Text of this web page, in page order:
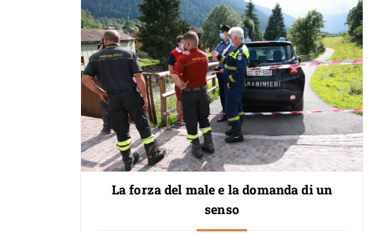
La forza del male e la domanda di un
senso